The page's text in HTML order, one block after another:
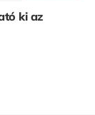
ki az